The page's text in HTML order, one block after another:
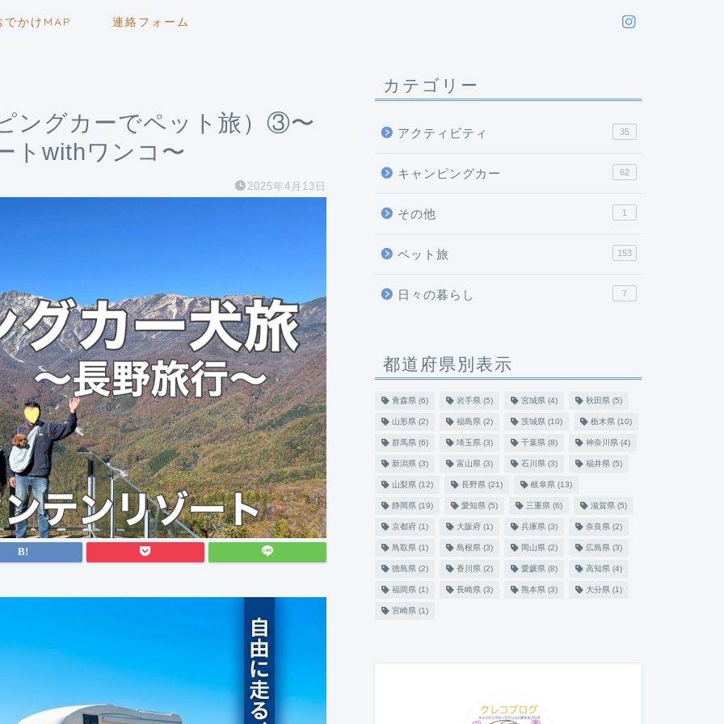
でかけMAP 連絡フォーム
ングカーでペット旅）③〜
トwithワンコ〜
2025年4月13日
カテゴリー
アクティビティ 35
キャンピングカー 62
その他 1
ペット旅 153
日々の暮らし 7
都道府県別表示
青森県(6) 岩手県(5) 宮城県(4) 秋田県(5)
山形県(2) 福島県(2) 茨城県(10) 栃木県(10)
群馬県(6) 埼玉県(3) 千葉県(8) 神奈川県(4)
新潟県(3) 富山県(3) 石川県(3) 福井県(5)
山梨県(12) 長野県(21) 岐阜県(13)
静岡県(19) 愛知県(5) 三重県(6) 滋賀県(5)
京都府(1) 大阪府(1) 兵庫県(3) 奈良県(2)
鳥取県(1) 島根県(3) 岡山県(2) 広島県(3)
徳島県(2) 香川県(2) 愛媛県(8) 高知県(4)
福岡県(1) 長崎県(3) 熊本県(3) 大分県(1)
宮崎県(1)